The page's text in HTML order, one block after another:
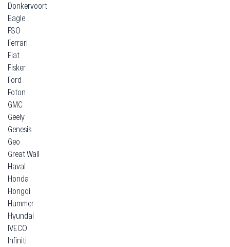
Donkervoort
Eagle
FSO
Ferrari
Fiat
Fisker
Ford
Foton
GMC
Geely
Genesis
Geo
Great Wall
Haval
Honda
Hongqi
Hummer
Hyundai
IVECO
Infiniti